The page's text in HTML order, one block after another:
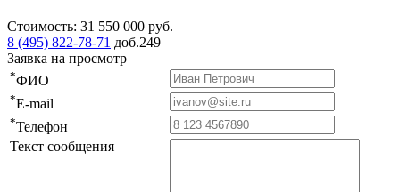
Стоимость: 31 550 000 руб.
8 (495) 822-78-71 доб.249
Заявка на просмотр
*ФИО
*E-mail
*Телефон
Текст сообщения